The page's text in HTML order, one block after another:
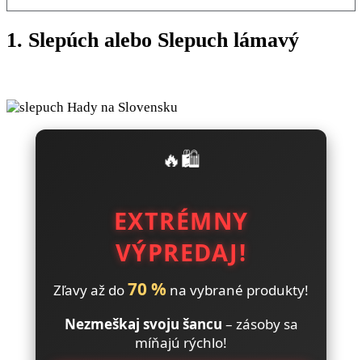
1. Slepúch alebo Slepuch lámavý
🔥🛍️
EXTRÉMNY
VÝPREDAJ!
Zľavy až do70 % na vybrané produkty!
Nezmeškaj svoju šancu – zásoby sa
míňajú rýchlo!